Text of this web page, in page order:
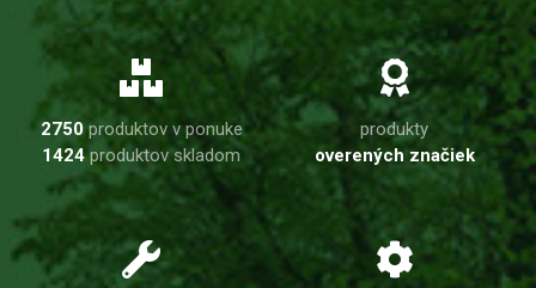
2750produktov v ponuke
1424produktov skladom
produkty
overených značiek